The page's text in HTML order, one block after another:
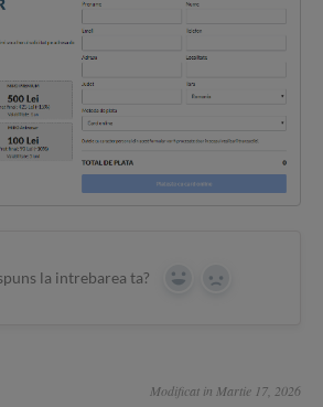
la intrebarea ta? Yes No
Modificat in Martie 17, 2026